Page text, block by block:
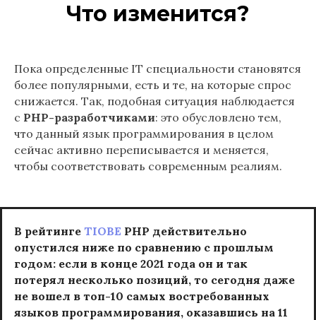
Что изменится?
Пока определенные IT специальности становятся
более популярными, есть и те, на которые спрос
снижается. Так, подобная ситуация наблюдается
с PHP-разработчиками: это обусловлено тем,
что данный язык программирования в целом
сейчас активно переписывается и меняется,
чтобы соответствовать современным реалиям.
В рейтинге TIOBE PHP действительно
опустился ниже по сравнению с прошлым
годом: если в конце 2021 года он и так
потерял несколько позиций, то сегодня даже
не вошел в топ-10 самых востребованных
языков программирования, оказавшись на 11